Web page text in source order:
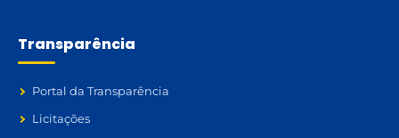
Transparência
Portal da Transparência
Licitações